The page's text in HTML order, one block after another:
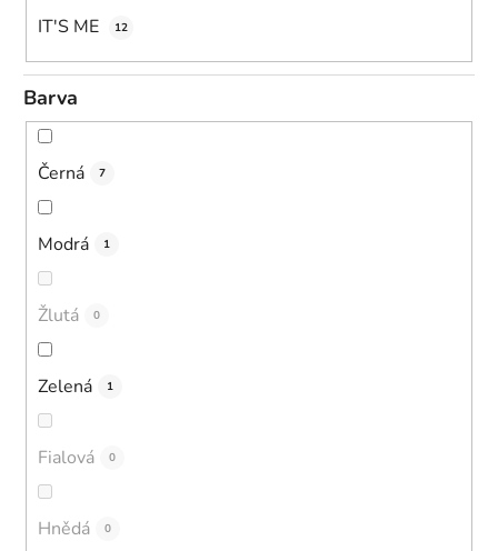
IT'S ME 12
Barva
Černá 7
Modrá 1
Žlutá 0
Zelená 1
Fialová 0
Hnědá 0